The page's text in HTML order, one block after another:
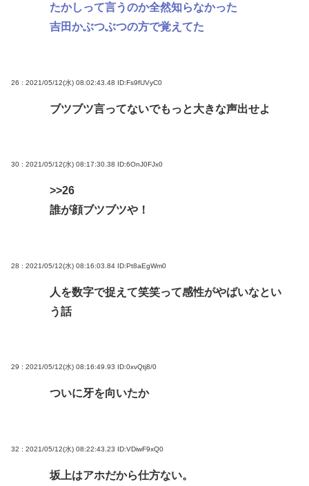
たかしって言うのか全然知らなかった
吉田かぶつぶつの方で覚えてた
26 : 2021/05/12(水) 08:02:43.48 ID:Fs9fUVyC0
ブツブツ言ってないでもっと大きな声出せよ
30 : 2021/05/12(水) 08:17:30.38 ID:6OnJ0FJx0
>>26
誰が顔ブツブツや！
28 : 2021/05/12(水) 08:16:03.84 ID:Pt8aEgWm0
人を数字で捉えて笑笑って感性がやばいなとい
う話
29 : 2021/05/12(水) 08:16:49.93 ID:0xvQtj8/0
ついに牙を向いたか
32 : 2021/05/12(水) 08:22:43.23 ID:VDiwF9xQ0
坂上はアホだから仕方ない。